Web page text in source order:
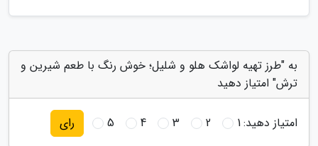
به "طرز تهیه لواشک هلو و شلیل؛ خوش رنگ با طعم شیرین و
ترش" امتیاز دهید
امتیاز دهید:1
2
3
4
5 رای